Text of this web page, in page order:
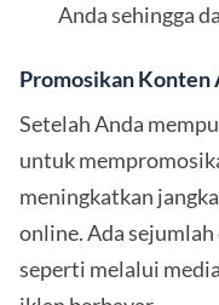
Anda sehingga
Promosikan Konten
Setelah Anda
untuk
meningkatkan
online. Ada
seperti melalui